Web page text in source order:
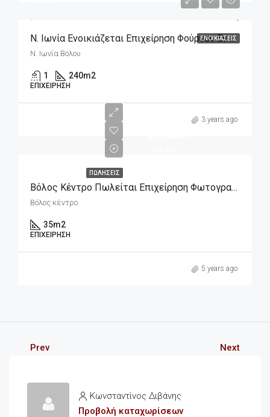
ΕΝΟΙΚΙΆΣΕΙΣ
Ν. Ιωνία Ενοικιάζεται Επιχείρηση Φούρνου Εν Λειτουργία 240m2
Ν. Ιωνία Βόλου
1 240m2
ΕΠΙΧΕΊΡΗΣΗ
3 years ago
ΠΩΛΉΣΕΙΣ
Βόλος Κέντρο Πωλείται Επιχείρηση Φωτογραφείου 35m2
Βόλος κέντρο
35m2
ΕΠΙΧΕΊΡΗΣΗ
5 years ago
Prev Next
Κωνσταντίνος Διβάνης
Προβολή καταχωρίσεων